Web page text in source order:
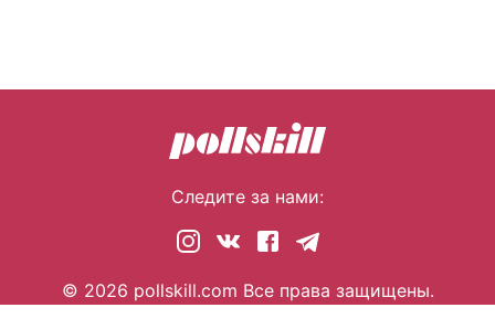
Следите за нами:
© 2026 pollskill.com Все права защищены.